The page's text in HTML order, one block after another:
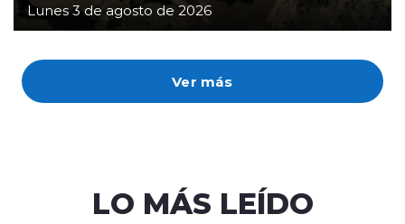
Ver más
Lunes 3 de agosto de 2026
LO MÁS LEÍDO